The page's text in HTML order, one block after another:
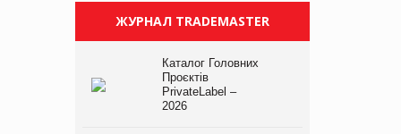
ЖУРНАЛ TRADEMASTER
Каталог Головних
Проєктів
PrivateLabel –
2026